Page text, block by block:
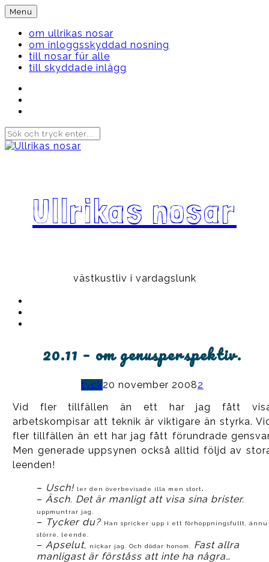
Skip
to
content
Menu
om ullrikas nosar
om inloggsskyddad nosning
till nosar für alle
till skyddade inlägg
Ullrikas nosar
västkustliv i vardagslunk
20.11 – om genusperspektiv.
tyck20 november 20082
Vid fler tillfällen än ett har jag fått
arbetskompisar att teknik är viktigare än styrka.
fler tillfällen än ett har jag fått förundrade
Men generade uppsynen också alltid följd av
leenden!
– Usch! ler den överbevisade illa men stort.
– Äsch. Det är manligt att visa sina brister.
uppmuntrar jag.
– Tycker du? Han spricker upp i ett förhoppningsfullt, ännu
större, leende.
– Apselut, nickar jag. Och dödar honom.
Fast allra
manligast är förståss att inte ha några…